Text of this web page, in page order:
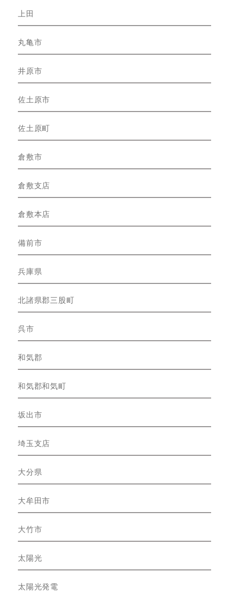
上田
丸亀市
井原市
佐土原市
佐土原町
倉敷市
倉敷支店
倉敷本店
備前市
兵庫県
北諸県郡三股町
呉市
和気郡
和気郡和気町
坂出市
埼玉支店
大分県
大牟田市
大竹市
太陽光
太陽光発電